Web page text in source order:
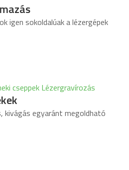
igen sokoldalúak a lézergépek
kivágás egyaránt megoldható